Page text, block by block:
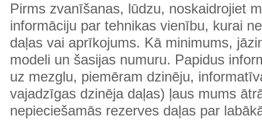
Pirms zvanīšanas, lūdzu, noskaidrojiet
informāciju par tehnikas vienību, kurai
daļas vai aprīkojums. Kā minimums,
modeli un šasijas numuru. Papidus
uz mezglu, piemēram dzinēju,
vajadzīgas dzinēja daļas) ļaus mums
nepieciešamās rezerves daļas par